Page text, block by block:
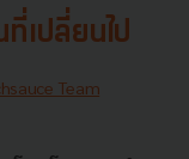
เปลี่ยนไป
Team